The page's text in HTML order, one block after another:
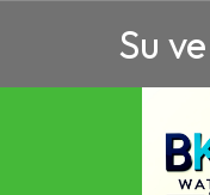
Su